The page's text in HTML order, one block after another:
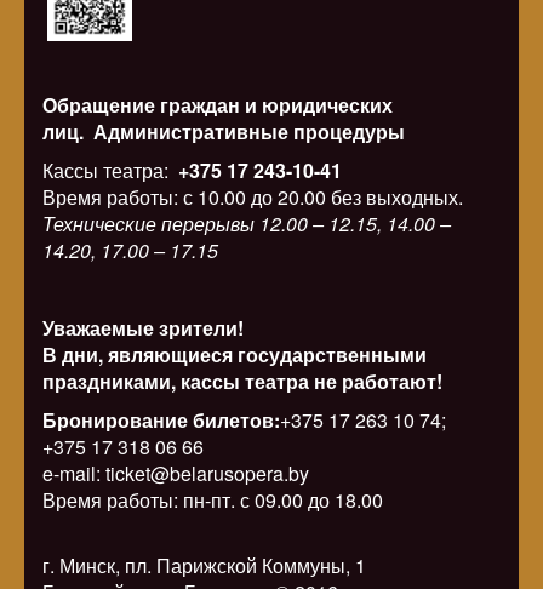
Обращение граждан и юридических
лиц. Административные процедуры
Кассы театра: +375 17 243-10-41
Время работы: с 10.00 до 20.00 без выходных.
Технические перерывы 12.00 – 12.15, 14.00 –
14.20, 17.00 – 17.15
Уважаемые зрители!
В дни, являющиеся государственными
праздниками, кассы театра не работают!
Бронирование билетов:+375 17 263 10 74;
+375 17 318 06 66
e-mail: ticket@belarusopera.by
Время работы: пн-пт. с 09.00 до 18.00
г. Минск, пл. Парижской Коммуны, 1